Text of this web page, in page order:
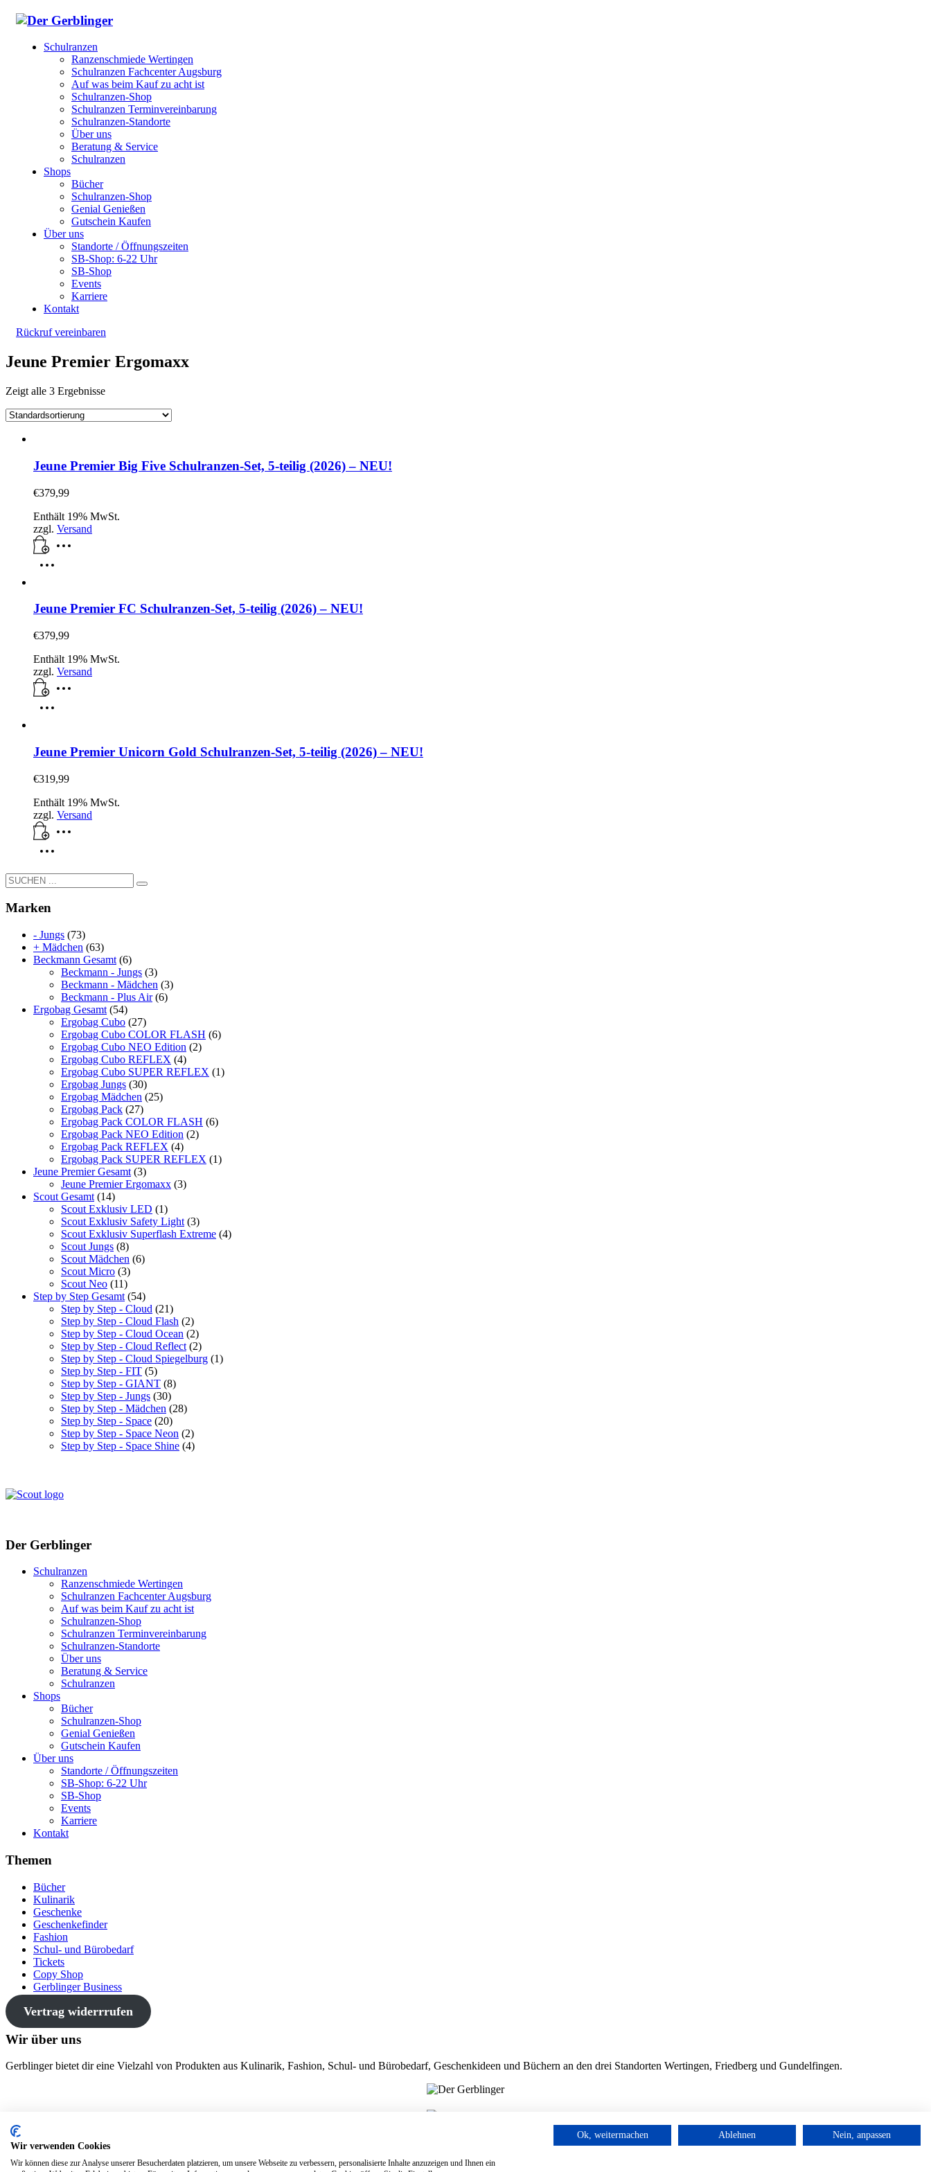
Schulranzen
Ranzenschmiede Wertingen
Schulranzen Fachcenter Augsburg
Auf was beim Kauf zu acht ist
Schulranzen-Shop
Schulranzen Terminvereinbarung
Schulranzen-Standorte
Über uns
Beratung & Service
Schulranzen
Shops
Bücher
Schulranzen-Shop
Genial Genießen
Gutschein Kaufen
Über uns
Standorte / Öffnungszeiten
SB-Shop: 6-22 Uhr
SB-Shop
Events
Karriere
Kontakt
Rückruf vereinbaren
Jeune Premier Ergomaxx
Zeigt alle 3 Ergebnisse
Jeune Premier Big Five Schulranzen-Set, 5-teilig (2026) – NEU!
€379,99
Enthält 19% MwSt.
zzgl. Versand
Jeune Premier FC Schulranzen-Set, 5-teilig (2026) – NEU!
€379,99
Enthält 19% MwSt.
zzgl. Versand
Jeune Premier Unicorn Gold Schulranzen-Set, 5-teilig (2026) – NEU!
€319,99
Enthält 19% MwSt.
zzgl. Versand
Marken
- Jungs (73)
+ Mädchen (63)
Beckmann Gesamt (6)
Beckmann - Jungs (3)
Beckmann - Mädchen (3)
Beckmann - Plus Air (6)
Ergobag Gesamt (54)
Ergobag Cubo (27)
Ergobag Cubo COLOR FLASH (6)
Ergobag Cubo NEO Edition (2)
Ergobag Cubo REFLEX (4)
Ergobag Cubo SUPER REFLEX (1)
Ergobag Jungs (30)
Ergobag Mädchen (25)
Ergobag Pack (27)
Ergobag Pack COLOR FLASH (6)
Ergobag Pack NEO Edition (2)
Ergobag Pack REFLEX (4)
Ergobag Pack SUPER REFLEX (1)
Jeune Premier Gesamt (3)
Jeune Premier Ergomaxx (3)
Scout Gesamt (14)
Scout Exklusiv LED (1)
Scout Exklusiv Safety Light (3)
Scout Exklusiv Superflash Extreme (4)
Scout Jungs (8)
Scout Mädchen (6)
Scout Micro (3)
Scout Neo (11)
Step by Step Gesamt (54)
Step by Step - Cloud (21)
Step by Step - Cloud Flash (2)
Step by Step - Cloud Ocean (2)
Step by Step - Cloud Reflect (2)
Step by Step - Cloud Spiegelburg (1)
Step by Step - FIT (5)
Step by Step - GIANT (8)
Step by Step - Jungs (30)
Step by Step - Mädchen (28)
Step by Step - Space (20)
Step by Step - Space Neon (2)
Step by Step - Space Shine (4)
Der Gerblinger
Schulranzen
Ranzenschmiede Wertingen
Schulranzen Fachcenter Augsburg
Auf was beim Kauf zu acht ist
Schulranzen-Shop
Schulranzen Terminvereinbarung
Schulranzen-Standorte
Über uns
Beratung & Service
Schulranzen
Shops
Bücher
Schulranzen-Shop
Genial Genießen
Gutschein Kaufen
Über uns
Standorte / Öffnungszeiten
SB-Shop: 6-22 Uhr
SB-Shop
Events
Karriere
Kontakt
Themen
Bücher
Kulinarik
Geschenke
Geschenkefinder
Fashion
Schul- und Bürobedarf
Tickets
Copy Shop
Gerblinger Business
Vertrag widerrrufen
Wir über uns
Gerblinger bietet dir eine Vielzahl von Produkten aus Kulinarik, Fashion, Schul- und Bürobedarf, Geschenkideen und Büchern an den drei Standorten Wertingen, Friedberg und Gundelfingen.
© 2018. Der Gerblinger -Impressum-Datenschutz-Abholung & Versand-AGB-Widerrufsbelehrung
Wir verwenden Cookies
Wir können diese zur Analyse unserer Besucherdaten platzieren, um unsere Webseite zu verbessern, personalisierte Inhalte anzuzeigen und Ihnen ein
Ok, weitermachen Ablehnen Nein, anpassen